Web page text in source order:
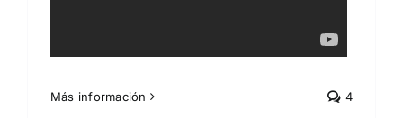
Más información 4